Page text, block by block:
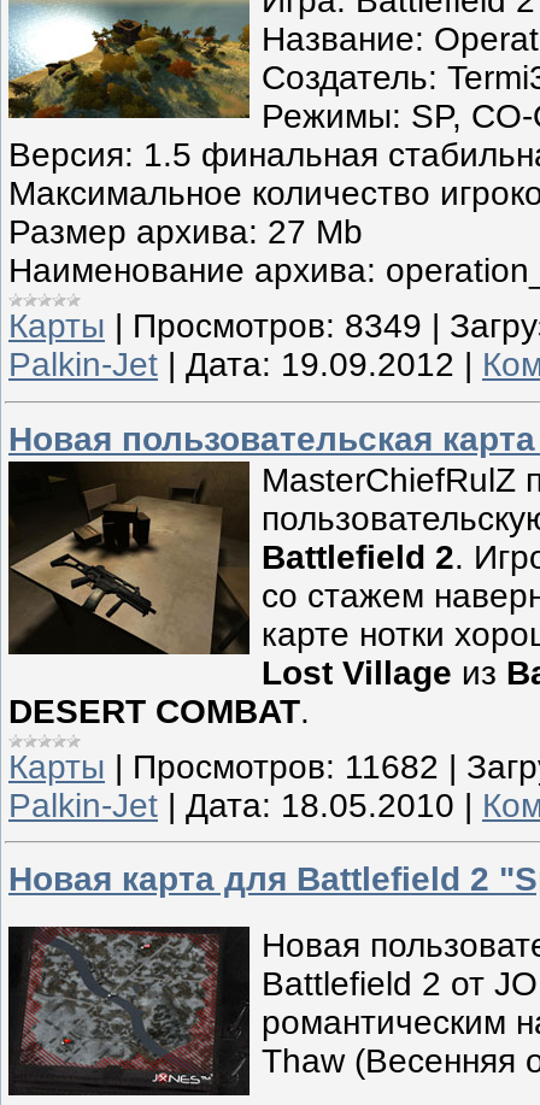
Название:
Создатель:
Режимы: SP,
Версия: 1.5 финальная
Максимальное количество
Размер архива: 27 Mb
Наименование архива:
Карты | Просмотров: 8349 |
Palkin-Jet | Дата: 19.09.2012 |
Новая пользовательская
MasterChiefRulZ
Battlefield 2.
со стажем
карте нотки
Lost Village из
DESERT COMBAT.
Карты | Просмотров: 11682 |
Palkin-Jet | Дата: 18.05.2010 |
Новая карта для Battlefield 2
Новая
Battlefield 2 от
романтическим
Thaw (Весенняя